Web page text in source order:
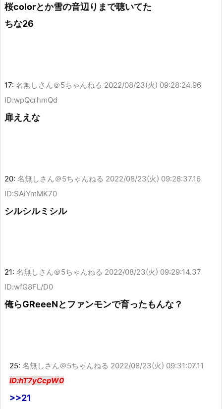
桜colorとか雪の音辺りまで聴いてた
ちな26
17: 名無しさん＠5ちゃんねる 2022/08/23(火) 09:28:24.96
ID:wpQcrhmQd
扉ええな
20: 名無しさん＠5ちゃんねる 2022/08/23(火) 09:28:37.16
ID:SAiYmMK70
シルシルミシル
21: 名無しさん＠5ちゃんねる 2022/08/23(火) 09:29:14.37
ID:wfG8FL/D0
俺らGReeeNとファンモンで育ったもんな？
25: 名無しさん＠5ちゃんねる 2022/08/23(火) 09:31:07.11
ID:hT7yCcpW0
>>21